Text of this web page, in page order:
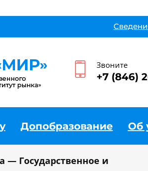
Звоните
+7 (846)
Допобразование Об
— Государственное и